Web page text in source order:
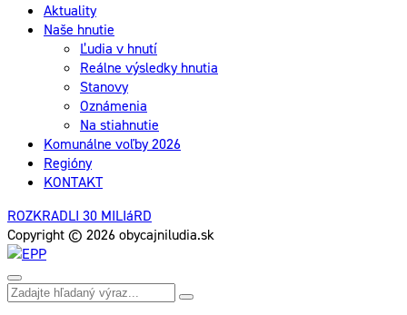
Aktuality
Naše hnutie
Ľudia v hnutí
Reálne výsledky hnutia
Stanovy
Oznámenia
Na stiahnutie
Komunálne voľby 2026
Regióny
KONTAKT
ROZKRADLI 30 MILIáRD
Copyright © 2026 obycajniludia.sk